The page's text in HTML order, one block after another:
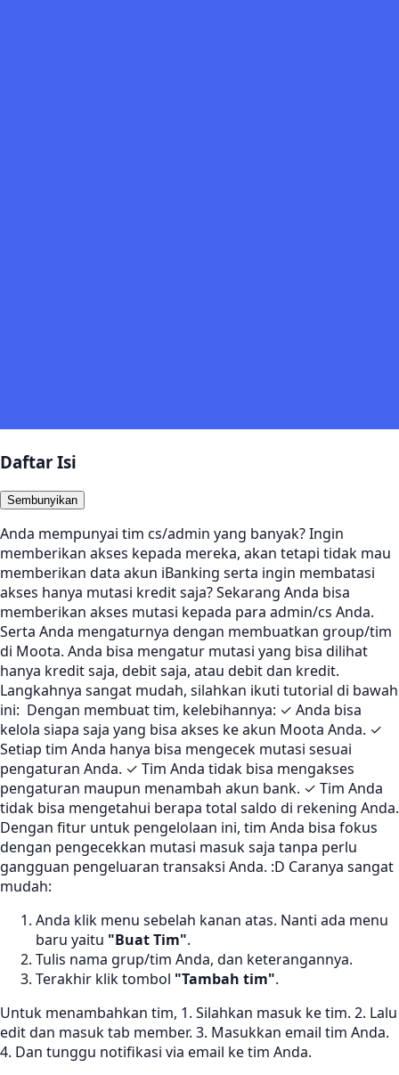
Daftar Isi
Sembunyikan
Anda mempunyai tim cs/admin yang banyak? Ingin
memberikan akses kepada mereka, akan tetapi tidak mau
memberikan data akun iBanking serta ingin membatasi
akses hanya mutasi kredit saja? Sekarang Anda bisa
memberikan akses mutasi kepada para admin/cs Anda.
Serta Anda mengaturnya dengan membuatkan group/tim
di Moota. Anda bisa mengatur mutasi yang bisa dilihat
hanya kredit saja, debit saja, atau debit dan kredit.
Langkahnya sangat mudah, silahkan ikuti tutorial di bawah
ini: Dengan membuat tim, kelebihannya: ✓ Anda bisa
kelola siapa saja yang bisa akses ke akun Moota Anda. ✓
Setiap tim Anda hanya bisa mengecek mutasi sesuai
pengaturan Anda. ✓ Tim Anda tidak bisa mengakses
pengaturan maupun menambah akun bank. ✓ Tim Anda
tidak bisa mengetahui berapa total saldo di rekening Anda.
Dengan fitur untuk pengelolaan ini, tim Anda bisa fokus
dengan pengecekkan mutasi masuk saja tanpa perlu
gangguan pengeluaran transaksi Anda. :D Caranya sangat
mudah:
Anda klik menu sebelah kanan atas. Nanti ada menu
baru yaitu "Buat Tim".
Tulis nama grup/tim Anda, dan keterangannya.
Terakhir klik tombol "Tambah tim".
Untuk menambahkan tim, 1. Silahkan masuk ke tim. 2. Lalu
edit dan masuk tab member. 3. Masukkan email tim Anda.
4. Dan tunggu notifikasi via email ke tim Anda.